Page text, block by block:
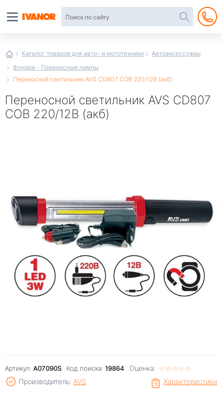
Каталог товаров для авто- и мототехники
Автоаксессуары
Фонари - Переносные лампы
Переносной светильник AVS CD807 COB 220/12В (акб)
Переносной светильник AVS CD807
COB 220/12В (акб)
Артикул: A07090S Код поиска: 19864 Оценка: ☆☆☆☆☆
★★★★★
Характеристики
Производитель: AVS
интернет-